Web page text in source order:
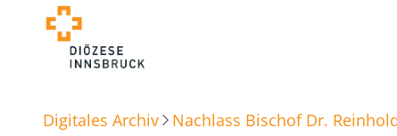
Digitales Archiv Nachlass Bischof Dr.